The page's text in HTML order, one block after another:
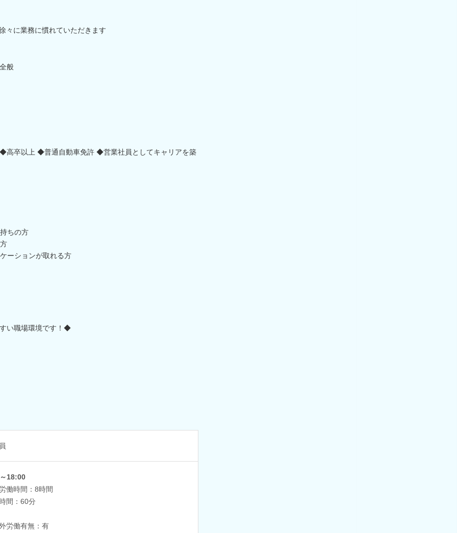
々に業務に慣れていただきます
般
高卒以上 ◆普通自動車免許 ◆営業社員としてキャリアを築
ちの方
ーションが取れる方
い職場環境です！◆
18:00
働時間：8時間
間：60分
労働有無：有